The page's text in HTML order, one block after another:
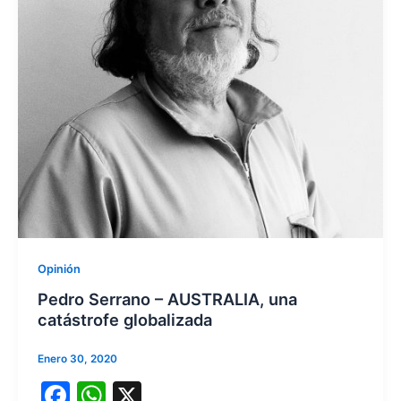
Opinión
Pedro Serrano – AUSTRALIA, una
catástrofe globalizada
Enero 30, 2020